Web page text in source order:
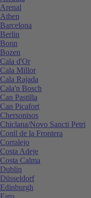
Arenal
Athen
Barcelona
Berlin
Bonn
Bozen
Cala d'Or
Cala Millor
Cala Rajada
Cala'n Bosch
Can Pastilla
Can Picafort
Chersonisos
Chiclana/Novo Sancti Petri
Conil de la Frontera
Corralejo
Costa Adeje
Costa Calma
Dublin
Düsseldorf
Edinburgh
Faro